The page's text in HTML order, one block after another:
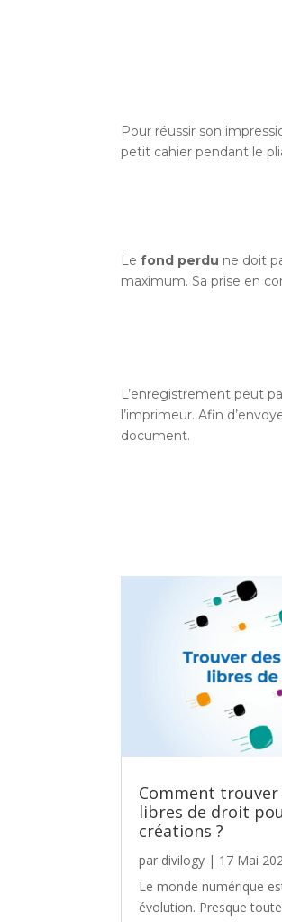
Pour réussir son
petit cahier pendant le
Lefond perdu ne doit
maximum. Sa prise en
L’enregistrement peut
l’imprimeur. Afin
document.
Comment trouver
libres de droit
créations ?
par divilogy | 17 Mai
Le monde numérique
évolution. Presque